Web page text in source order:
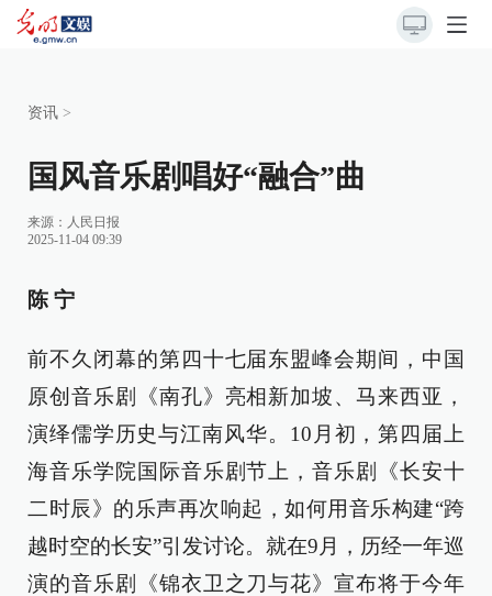
资讯 >
国风音乐剧唱好“融合”曲
来源： 人民日报
2025-11-04 09:39
陈 宁
前不久闭幕的第四十七届东盟峰会期间，中国
原创音乐剧《南孔》亮相新加坡、马来西亚，
演绎儒学历史与江南风华。10月初，第四届上
海音乐学院国际音乐剧节上，音乐剧《长安十
二时辰》的乐声再次响起，如何用音乐构建“跨
越时空的长安”引发讨论。就在9月，历经一年巡
演的音乐剧《锦衣卫之刀与花》宣布将于今年